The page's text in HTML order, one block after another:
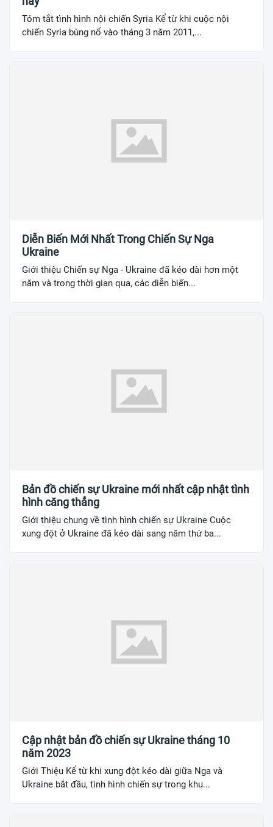
Tóm tắt tình hình nội chiến Syria Kể từ khi cuộc nội
chiến Syria bùng nổ vào tháng 3 năm 2011,...
Diễn Biến Mới Nhất Trong Chiến Sự Nga
Ukraine
Giới thiệu Chiến sự Nga - Ukraine đã kéo dài hơn một
năm và trong thời gian qua, các diễn biến...
Bản đồ chiến sự Ukraine mới nhất cập nhật tình
hình căng thẳng
Giới thiệu chung về tình hình chiến sự Ukraine Cuộc
xung đột ở Ukraine đã kéo dài sang năm thứ ba...
Cập nhật bản đồ chiến sự Ukraine tháng 10
năm 2023
Giới Thiệu Kể từ khi xung đột kéo dài giữa Nga và
Ukraine bắt đầu, tình hình chiến sự trong khu...